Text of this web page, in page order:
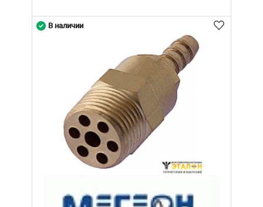
В наличии